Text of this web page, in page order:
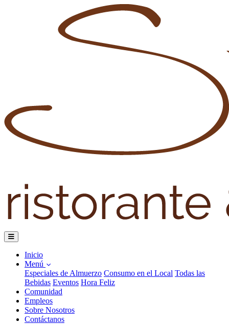
Inicio
Menú
Especiales de Almuerzo Consumo en el Local Todas las
Bebidas Eventos Hora Feliz
Comunidad
Empleos
Sobre Nosotros
Contáctanos